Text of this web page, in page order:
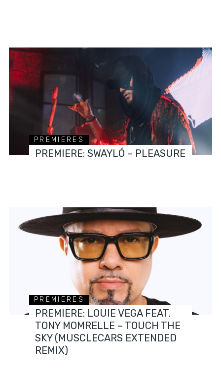
PREMIERES
PREMIERE: SWAYLÓ – PLEASURE
PREMIERES
PREMIERE: LOUIE VEGA FEAT.
TONY MOMRELLE – TOUCH THE
SKY (MUSCLECARS EXTENDED
REMIX)